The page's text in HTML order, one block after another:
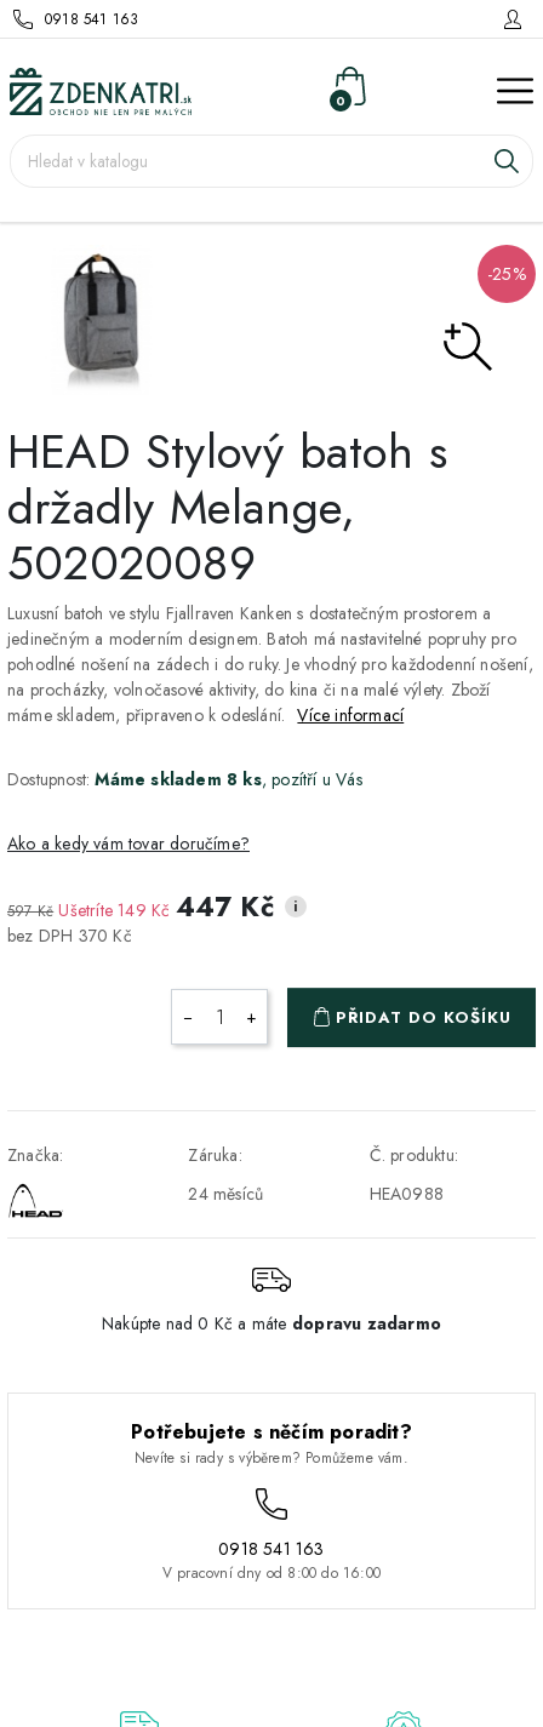
0918 541 163
0
-25%
HEAD Stylový batoh s
držadly Melange,
502020089
Luxusní batoh ve stylu Fjallraven Kanken s dostatečným prostorem a
jedinečným a moderním designem. Batoh má nastavitelné popruhy pro
pohodlné nošení na zádech i do ruky. Je vhodný pro každodenní nošení,
na procházky, volnočasové aktivity, do kina či na malé výlety. Zboží
máme skladem, připraveno k odeslání. Více informací
Dostupnost:Máme skladem 8 ks, pozítří u Vás
Ako a kedy vám tovar doručíme?
DPD Home - doručenie
na adresu
2-3 dny
DPD - Odberné miesto
1-2 pracovné dni ZDARMA
597 Kč Ušetríte 149 Kč 447 Kč i
bez DPH 370 Kč
− + PŘIDAT DO KOŠÍKU
Značka:
Záruka:
24 měsíců
Č. produktu:
HEA0988
Nakúpte nad 0 Kč a máte dopravu zadarmo
Potřebujete s něčím poradit?
Nevíte si rady s výběrem? Pomůžeme vám.
0918 541 163
V pracovní dny od 8:00 do 16:00